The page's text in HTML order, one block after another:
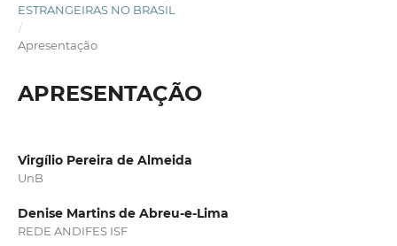
ESTRANGEIRAS NO BRASIL
/
Apresentação
APRESENTAÇÃO
Virgílio Pereira de Almeida
UnB
Denise Martins de Abreu-e-Lima
REDE ANDIFES ISF